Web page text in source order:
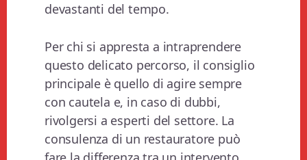
devastanti del tempo.
Per chi si appresta a intraprendere
questo delicato percorso, il consiglio
principale è quello di agire sempre
con cautela e, in caso di dubbi,
rivolgersi a esperti del settore. La
consulenza di un restauratore può